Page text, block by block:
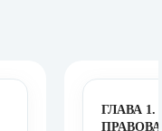
ГЛАВА